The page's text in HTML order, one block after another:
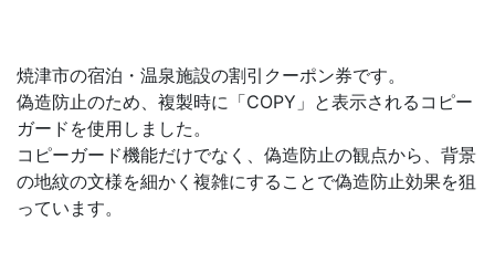
焼津市の宿泊・温泉施設の割引クーポン券です。
偽造防止のため、複製時に「COPY」と表示されるコピー
ガードを使用しました。
コピーガード機能だけでなく、偽造防止の観点から、背景
の地紋の文様を細かく複雑にすることで偽造防止効果を狙
っています。